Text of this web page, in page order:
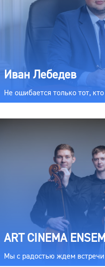
Иван Лебедев
Не ошибается только тот,
ART CINEMA
Мы с радостью ждем